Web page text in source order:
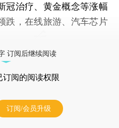
冠治疗、黄金概念等涨幅
跌，在线旅游、汽车芯片
订阅后继续阅读
订阅的阅读权限
订阅/会员升级